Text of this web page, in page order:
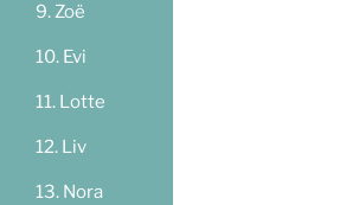
Zoë
Evi
Lotte
Liv
Nora